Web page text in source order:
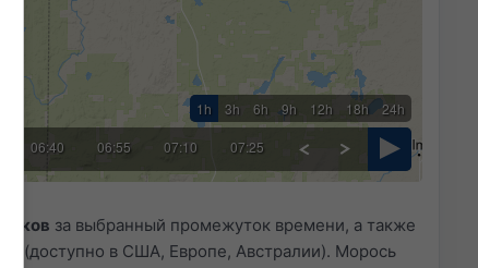
1h 3h 6h 9h 12h 18h 24h
06:40 06:55 07:10 07:25
за выбранный промежуток времени, а также
(доступно в США, Европе, Австралии). Морось